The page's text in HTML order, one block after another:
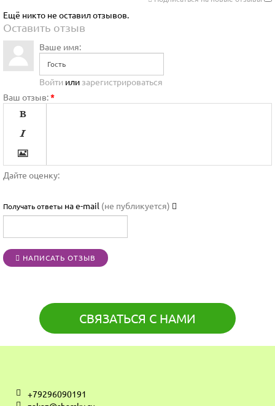
Ещё никто не оставил отзывов.
Оставить отзыв
Ваше имя:
Войти или зарегистрироваться
Ваш отзыв:*







Дайте оценку:
Получать ответы на e-mail (не публикуется)
НАПИСАТЬ ОТЗЫВ
СВЯЗАТЬСЯ С НАМИ
+79296090191